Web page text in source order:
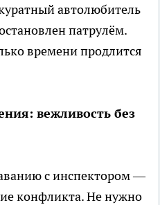
автолюбитель
патрулём.
времени продлится
вежливость без
с инспектором —
конфликта. Не нужно